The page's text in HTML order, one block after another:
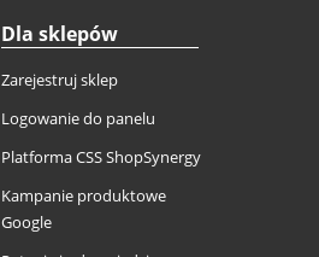
Dla sklepów
Zarejestruj sklep
Logowanie do panelu
Platforma CSS ShopSynergy
Kampanie produktowe
Google